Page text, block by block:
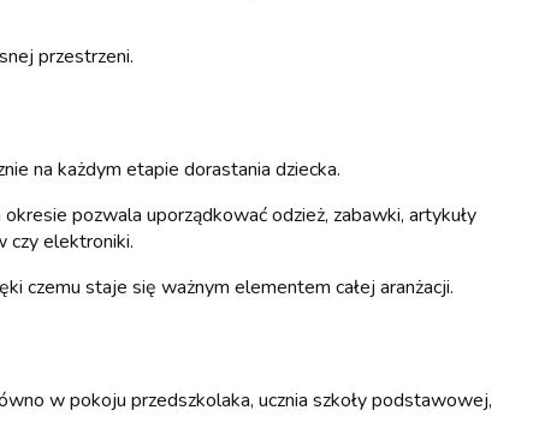
przestrzeni.
na każdym etapie dorastania dziecka.
pozwala uporządkować odzież, zabawki, artykuły
czy elektroniki.
czemu staje się ważnym elementem całej aranżacji.
w pokoju przedszkolaka, ucznia szkoły podstawowej,